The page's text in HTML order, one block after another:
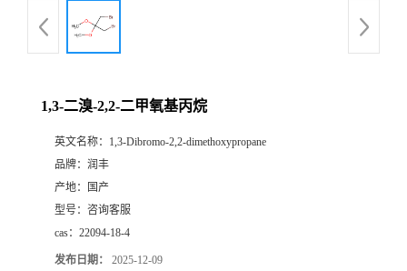
1,3-二溴-2,2-二甲氧基丙烷
英文名称： 1,3-Dibromo-2,2-dimethoxypropane
品牌： 润丰
产地：
国产
型号： 咨询客服
cas： 22094-18-4
发布日期： 2025-12-09